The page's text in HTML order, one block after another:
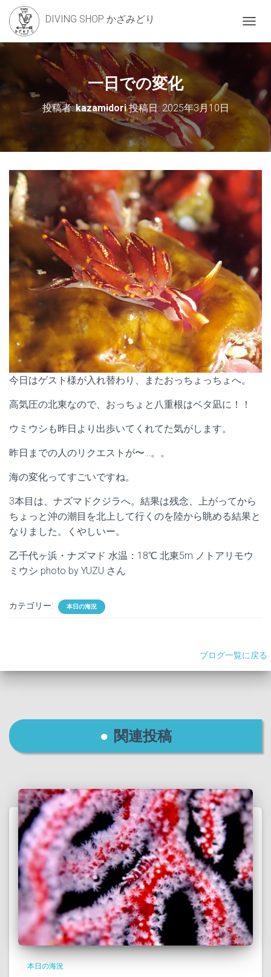
DIVING SHOP かざみどり
ビ
シ
ン
を
一日での変化
投稿者:kazamidori投稿日:2025年3月10日
今日はゲスト様が入れ替わり、またおっちょっちょへ。
高気圧の北東なので、おっちょと八重根はベタ凪に！！
ウミウシも昨日より出歩いてくれてた気がします。
昨日までの人のリクエストが〜…。。
海の変化ってすごいですね。
3本目は、ナズマドクジラへ。結果は残念、上がってから
ちょっと沖の潮目を北上して行くのを陸から眺める結果と
なりました。くやしいー。
乙千代ヶ浜・ナズマド 水温：18℃ 北東5m ノトアリモウ
ミウシ photo by YUZU さん
カテゴリー: 本日の海況
ブログ一覧に戻る
関連投稿
本日の海況